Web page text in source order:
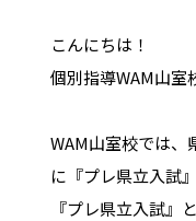
こんにちは！
個別指導WAM山室
WAM山室校では、
に『プレ県立入試
『プレ県立入試』